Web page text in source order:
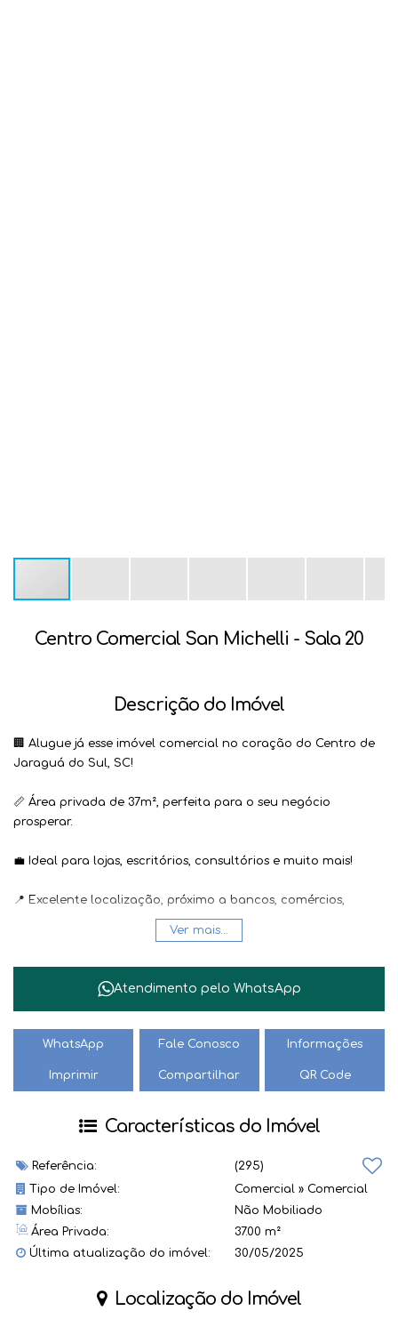
Centro Comercial San Michelli - Sala 20
Descrição do Imóvel
🏢 Alugue já esse imóvel comercial no coração do Centro de
Jaraguá do Sul, SC!
📏 Área privada de 37m², perfeita para o seu negócio
prosperar.
💼 Ideal para lojas, escritórios, consultórios e muito mais!
📍 Excelente localização, próximo a bancos, comércios,
restaurantes e transporte público.
agora mesmo e garanta o seu espaço no melhor ponto da
. Alugue já e faça do Centro de Jaraguá do Sul o seu novo
'' Demais taxas a serem informados pela imobiliária.
Seguro contra Incêndio obrigatório pela imobiliária.
Valor e disponibilidade sujeitos a alteração sem aviso prévio.''
Ver mais...
Atendimento pelo WhatsApp
WhatsApp Fale Conosco Informações
Imprimir Compartilhar QR Code
Características do Imóvel
Referência:
(295)
Tipo de Imóvel:
Comercial » Comercial
Mobílias:
Não Mobiliado
Área Privada:
37.00 m²
Última atualização do imóvel:
30/05/2025
Localização do Imóvel